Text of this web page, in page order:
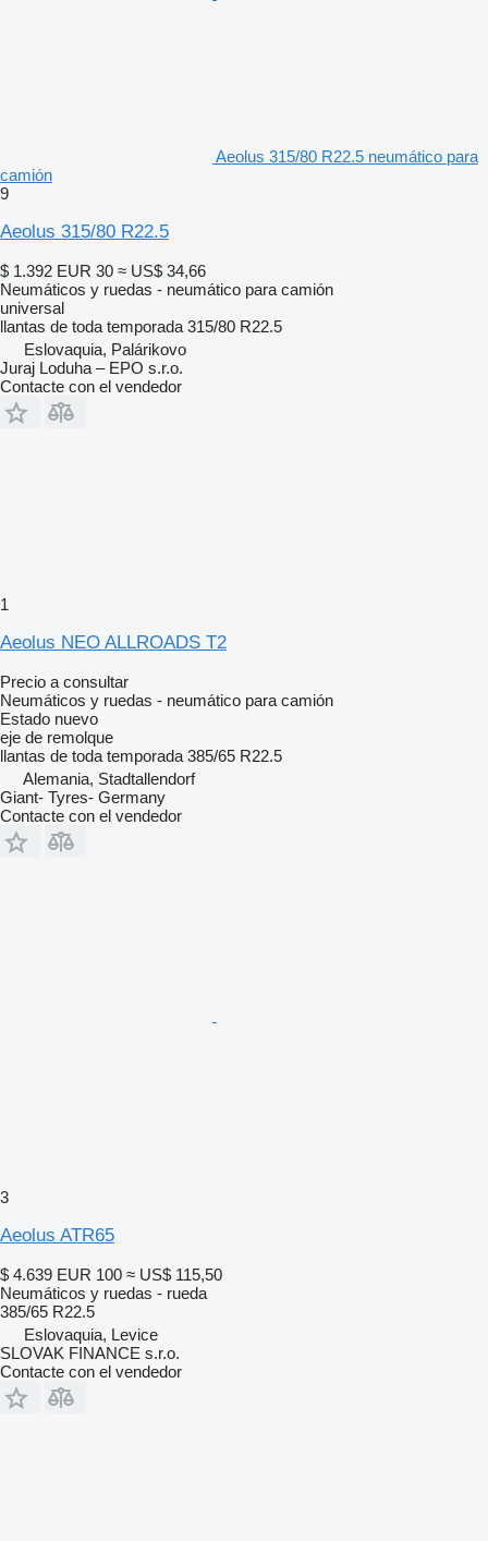
Aeolus 315/80 R22.5 neumático para
camión
9
Aeolus 315/80 R22.5
$ 1.392 EUR 30 ≈ US$ 34,66
Neumáticos y ruedas - neumático para camión
universal
llantas de toda temporada 315/80 R22.5
Eslovaquia, Palárikovo
Juraj Loduha – EPO s.r.o.
Contacte con el vendedor
1
Aeolus NEO ALLROADS T2
Precio a consultar
Neumáticos y ruedas - neumático para camión
Estado nuevo
eje de remolque
llantas de toda temporada 385/65 R22.5
Alemania, Stadtallendorf
Giant- Tyres- Germany
Contacte con el vendedor
3
Aeolus ATR65
$ 4.639 EUR 100 ≈ US$ 115,50
Neumáticos y ruedas - rueda
385/65 R22.5
Eslovaquia, Levice
SLOVAK FINANCE s.r.o.
Contacte con el vendedor